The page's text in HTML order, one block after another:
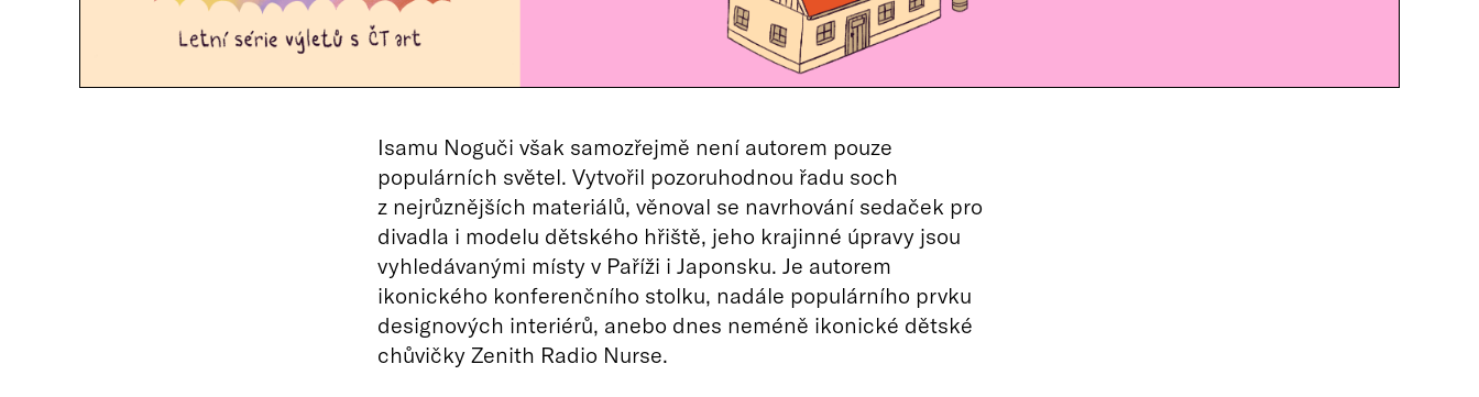
Isamu Noguči však samozřejmě není autorem pouze
populárních světel. Vytvořil pozoruhodnou řadu soch
z nejrůznějších materiálů, věnoval se navrhování sedaček pro
divadla i modelu dětského hřiště, jeho krajinné úpravy jsou
vyhledávanými místy v Paříži i Japonsku. Je autorem
ikonického konferenčního stolku, nadále populárního prvku
designových interiérů, anebo dnes neméně ikonické dětské
chůvičky Zenith Radio Nurse.